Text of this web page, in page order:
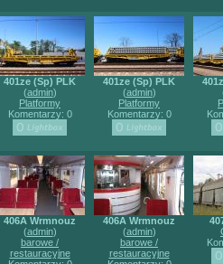
401ze (Sp) PLK
(admin)
Platformy
Komentarzy: 0
401ze (Sp) PLK
(admin)
Platformy
Komentarzy: 0
406A Wrmnouz
(admin)
barowe /
restauracyjne
406A Wrmnouz
(admin)
barowe /
restauracyjne